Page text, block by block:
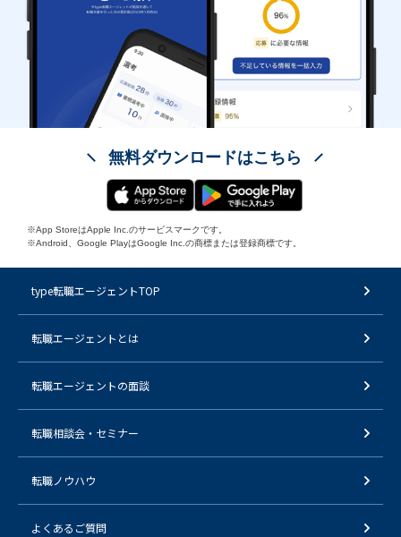
無料ダウンロードはこちら
※App StoreはApple Inc.のサービスマークです。
※Android、Google PlayはGoogle Inc.の商標または登録商標です。
type転職エージェントTOP
転職エージェントとは
転職エージェントの面談
転職相談会・セミナー
転職ノウハウ
よくあるご質問